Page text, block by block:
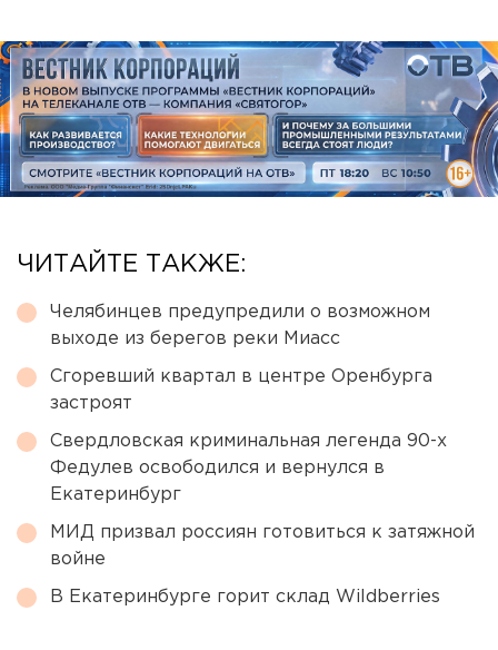
ЧИТАЙТЕ ТАКЖЕ:
Челябинцев предупредили о возможном
выходе из берегов реки Миасс
Сгоревший квартал в центре Оренбурга
застроят
Свердловская криминальная легенда 90-х
Федулев освободился и вернулся в
Екатеринбург
МИД призвал россиян готовиться к затяжной
войне
В Екатеринбурге горит склад Wildberries